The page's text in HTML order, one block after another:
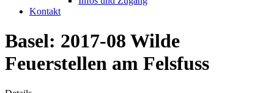
Kontakt
Basel: 2017-08 Wilde
Feuerstellen am Felsfuss